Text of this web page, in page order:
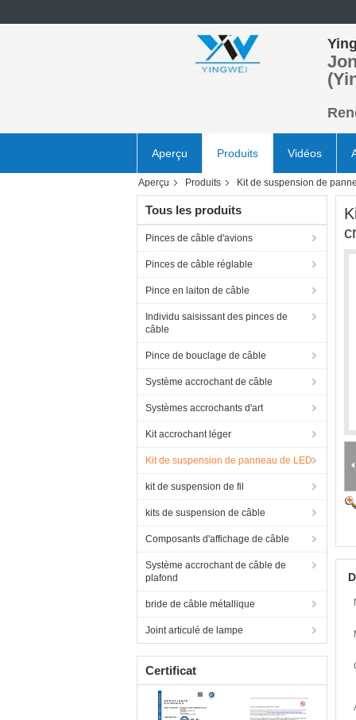
Aperçu Produits Vidéos
Aperçu Produits Kit de suspension de
Tous les produits
Pinces de câble d'avions
Pinces de câble réglable
Pince en laiton de câble
Individu saisissant des pinces de
câble
Pince de bouclage de câble
Système accrochant de câble
Systèmes accrochants d'art
Kit accrochant léger
Kit de suspension de panneau de LED
kit de suspension de fil
kits de suspension de câble
Composants d'affichage de câble
Système accrochant de câble de
plafond
bride de câble métallique
Joint articulé de lampe
Certificat